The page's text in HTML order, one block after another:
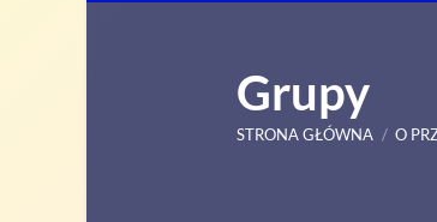
Grupy
STRONA GŁÓWNA / O